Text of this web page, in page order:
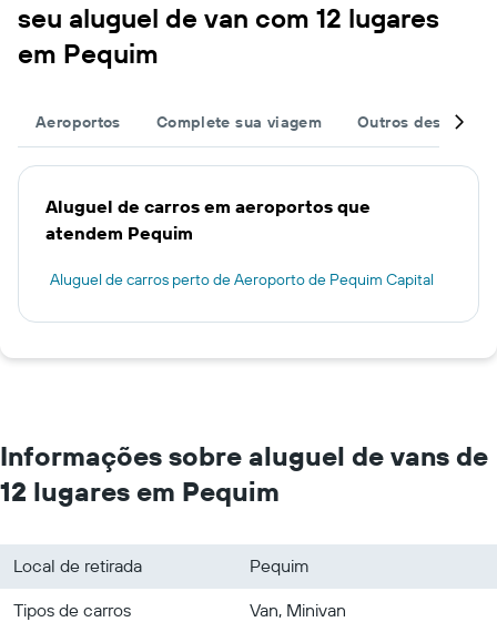
seu aluguel de van com 12 lugares
em Pequim
Aeroportos Complete sua viagem Outros destinos
Aluguel de carros em aeroportos que
atendem Pequim
Aluguel de carros perto de Aeroporto de Pequim Capital
Informações sobre aluguel de vans de
12 lugares em Pequim
Local de retirada
Pequim
Tipos de carros
Van, Minivan